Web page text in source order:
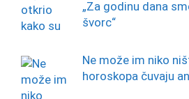
„Za godinu dana
švorc“
Ne može im niko
horoskopa čuvaju